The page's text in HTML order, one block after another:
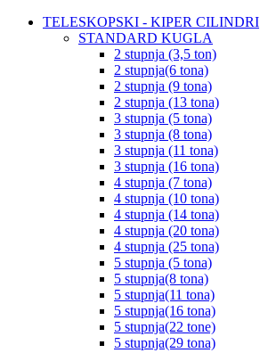
TELESKOPSKI - KIPER CILINDRI
STANDARD KUGLA
2 stupnja (3,5 ton)
2 stupnja(6 tona)
2 stupnja (9 tona)
2 stupnja (13 tona)
3 stupnja (5 tona)
3 stupnja (8 tona)
3 stupnja (11 tona)
3 stupnja (16 tona)
4 stupnja (7 tona)
4 stupnja (10 tona)
4 stupnja (14 tona)
4 stupnja (20 tona)
4 stupnja (25 tona)
5 stupnja (5 tona)
5 stupnja(8 tona)
5 stupnja(11 tona)
5 stupnja(16 tona)
5 stupnja(22 tone)
5 stupnja(29 tona)